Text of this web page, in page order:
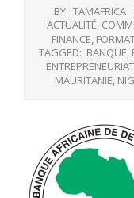
BY: TAMAFRICA
ACTUALITÉ,
FINANCE,
TAGGED: BANQUE,
ENTREPRENEURIAT
MAURITANIE,